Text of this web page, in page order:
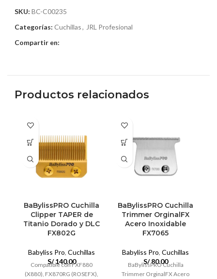
SKU: BC-C00235
Categorías: Cuchillas, JRL Profesional
Compartir en:
Productos relacionados
BaBylissPRO Cuchilla
Clipper TAPER de
Titanio Dorado y DLC
FX802G
Babyliss Pro, Cuchillas
S/140.00
Compatible con FXF880
(X880), FX870RG (ROSEFX),
BaBylissPRO Cuchilla
Trimmer OrginalFX
Acero Inoxidable
FX7065
Babyliss Pro, Cuchillas
S/80.00
BaBylissPRO Cuchilla
Trimmer OrginalFX Acero